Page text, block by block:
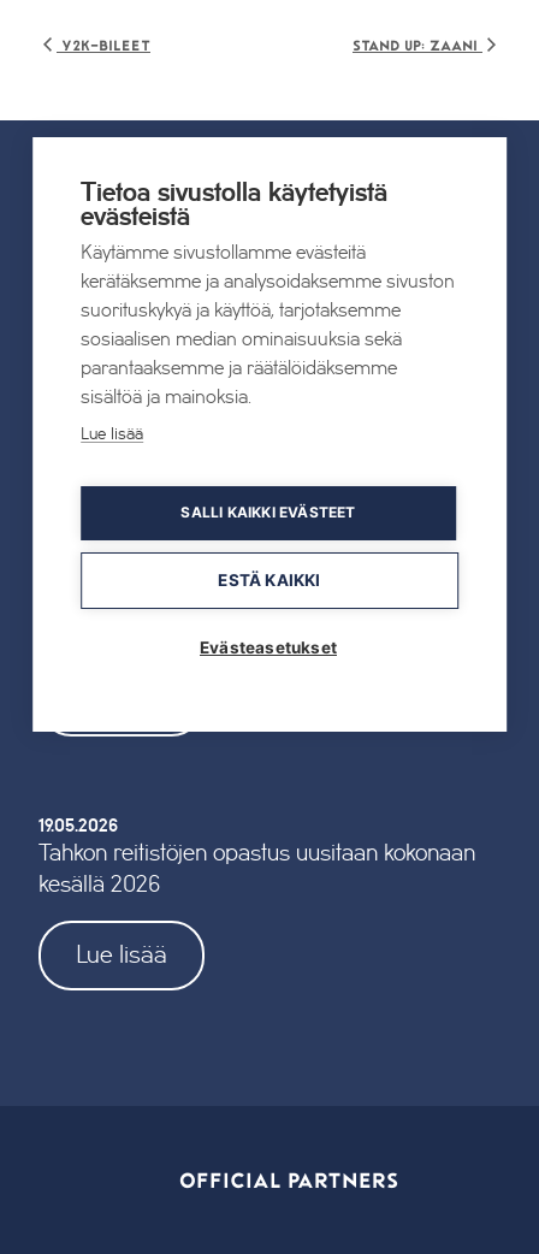
Y2K-Bileet Stand Up: Zaani
UUTISET
Kaikki uutiset
22.07.2026
Tahkon Talviteatterissa nauretaan
suomalaiselle arjelle
19.05.2026
Tahkon reitistöjen opastus uusitaan kokonaan
kesällä 2026
Lue lisää
OFFICIAL PARTNERS
Tietoa sivustolla käytetyistä
evästeistä
Käytämme sivustollamme evästeitä
kerätäksemme ja analysoidaksemme sivuston
suorituskykyä ja käyttöä, tarjotaksemme
sosiaalisen median ominaisuuksia sekä
parantaaksemme ja räätälöidäksemme
sisältöä ja mainoksia.
Lue lisää
SALLI KAIKKI EVÄSTEET
ESTÄ KAIKKI
Evästeasetukset